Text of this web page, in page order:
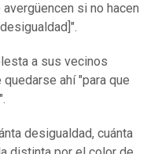
si no hacen
a sus vecinos
ahí "para que
desigualdad, cuánta